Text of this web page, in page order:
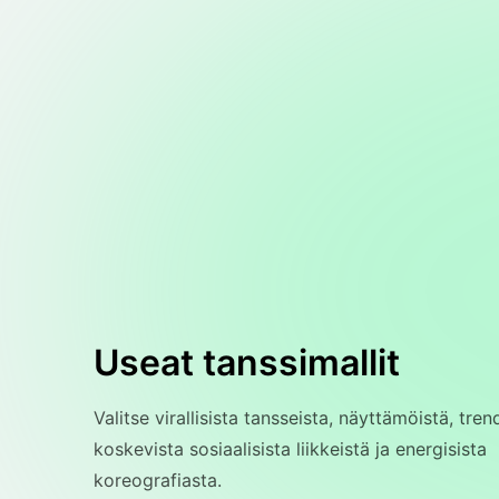
Useat tanssimallit
Valitse virallisista tansseista, näyttämöistä,
koskevista sosiaalisista liikkeistä ja energisista
koreografiasta.